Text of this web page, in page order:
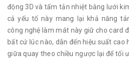
động 3D và tấm tản nhiệt bằng lưới
cả yếu tố này mang lại khả năng
công nghệ làm mát này giữ cho card
bất cứ lúc nào, dẫn đến hiệu suất cao
giữa quay theo chiều ngược lại để tối